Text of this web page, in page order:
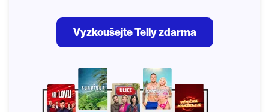
Vyzkoušejte Telly zdarma